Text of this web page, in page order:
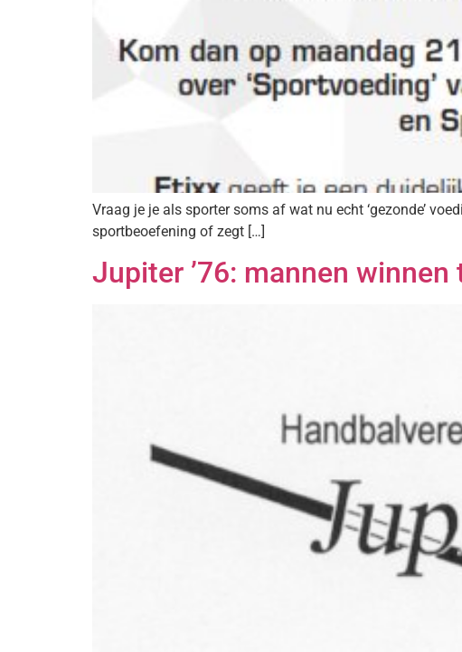
Vraag je je als sporter soms af wat nu echt ‘gezonde’
sportbeoefening of zegt […]
Jupiter ’76: mannen